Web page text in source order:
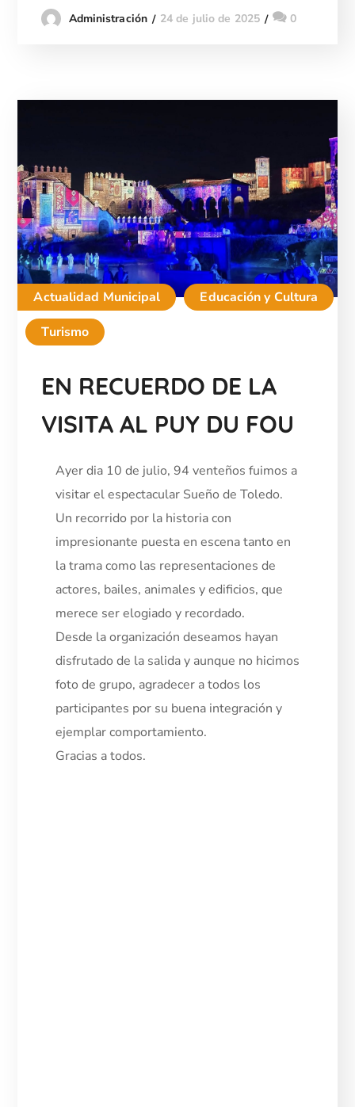
Administración 24 de julio de 2025 0
Actualidad Municipal
Educación y Cultura
Turismo
EN RECUERDO DE LA
VISITA AL PUY DU FOU
Ayer dia 10 de julio, 94 venteños fuimos a
visitar el espectacular Sueño de Toledo.
Un recorrido por la historia con
impresionante puesta en escena tanto en
la trama como las representaciones de
actores, bailes, animales y edificios, que
merece ser elogiado y recordado.
Desde la organización deseamos hayan
disfrutado de la salida y aunque no hicimos
foto de grupo, agradecer a todos los
participantes por su buena integración y
ejemplar comportamiento.
Gracias a todos.